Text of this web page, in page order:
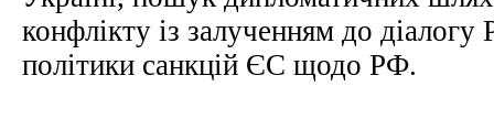
конфлікту із залученням до діалогу
політики санкцій ЄС щодо РФ.